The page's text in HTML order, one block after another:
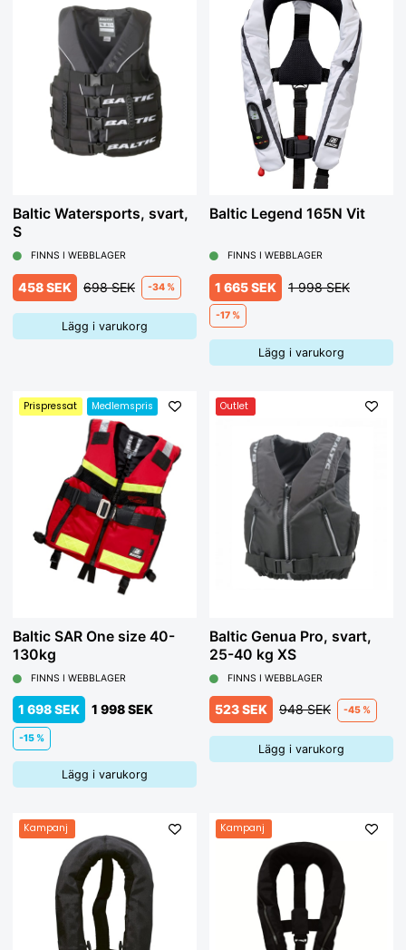
Baltic Watersports, svart,
S
FINNS I WEBBLAGER
458 SEK 698 SEK -34 %
Lägg i varukorg
Baltic Legend 165N Vit
FINNS I WEBBLAGER
1 665 SEK 1 998 SEK
-17 %
Lägg i varukorg
Prispressat Medlemspris
Baltic SAR One size 40-
130kg
FINNS I WEBBLAGER
1 698 SEK 1 998 SEK
-15 %
Lägg i varukorg
Outlet
Baltic Genua Pro, svart,
25-40 kg XS
FINNS I WEBBLAGER
523 SEK 948 SEK -45 %
Lägg i varukorg
Kampanj Kampanj